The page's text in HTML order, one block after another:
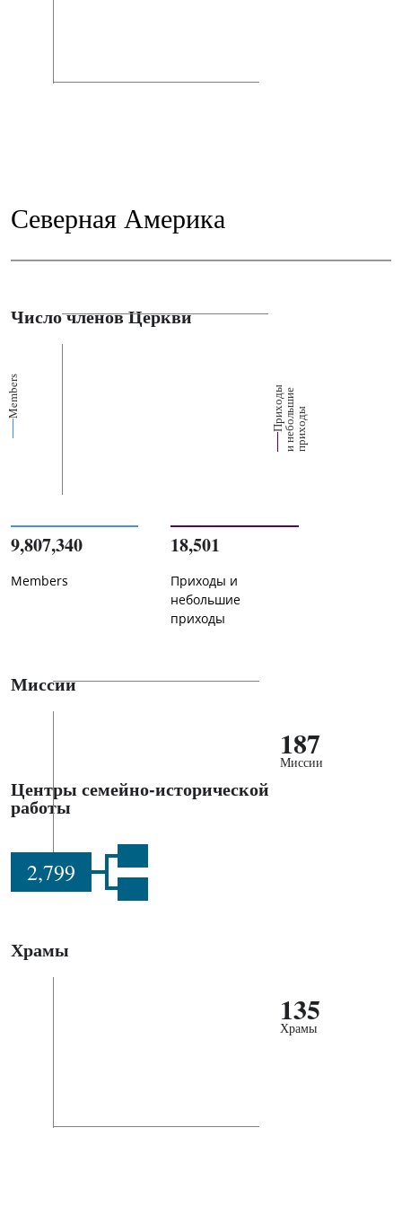
Северная Америка
Число членов Церкви
Members П
р
их
о
д
ы
и
н
е
б
о
ль
ш
ие
п
р
и
х
о
ды
9,807,340
Members
18,501
Приходы и
небольшие
приходы
Миссии
187
Миссии
Центры семейно-исторической
работы
2,799
Храмы
135
Храмы